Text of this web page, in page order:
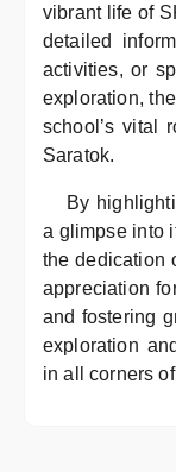
vibrant life of
detailed
activities, or
exploration,
school’s vital
Saratok.
By
a glimpse into
the dedication
appreciation
and fostering
exploration
in all corners